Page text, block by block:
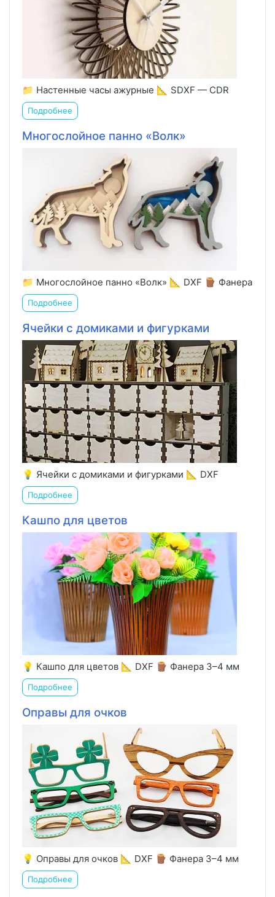
📁 Настенные часы ажурные 📐 SDXF — CDR
Подробнее
Многослойное панно «Волк»
📁 Многослойное панно «Волк» 📐 DXF 🪵 Фанера
Подробнее
Ячейки с домиками и фигурками
💡 Ячейки с домиками и фигурками 📐 DXF
Подробнее
Кашпо для цветов
💡 Кашпо для цветов 📐 DXF 🪵 Фанера 3–4 мм
Подробнее
Оправы для очков
💡 Оправы для очков 📐 DXF 🪵 Фанера 3–4 мм
Подробнее